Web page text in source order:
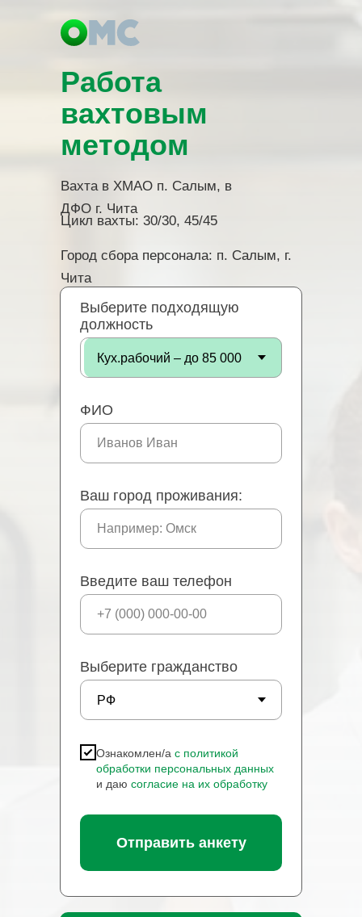
Выберите подходящую
должность
ФИО
Ваш город проживания:
Введите ваш телефон
Выберите гражданство
Ознакомлен/а с политикой
обработки персональных данных
и даю согласие на их обработку
Отправить анкету
Вахта в ХМАО п. Салым, в
ДФО г. Чита
Работа
вахтовым
методом
Цикл вахты: 30/30, 45/45
Город сбора персонала: п. Салым, г.
Чита